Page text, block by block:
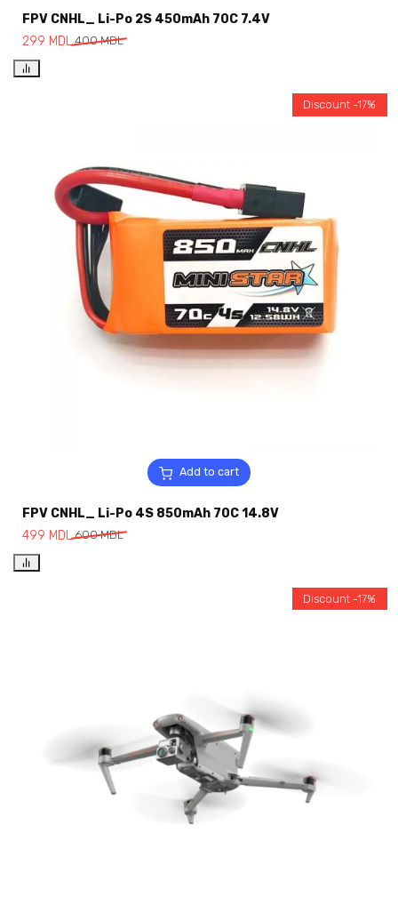
FPV CNHL_ Li-Po 2S 450mAh 70C 7.4V
400MDL
299 MDL
Add to cart
Discount -17%
FPV CNHL_ Li-Po 4S 850mAh 70C 14.8V
600MDL
499 MDL
Discount -17%